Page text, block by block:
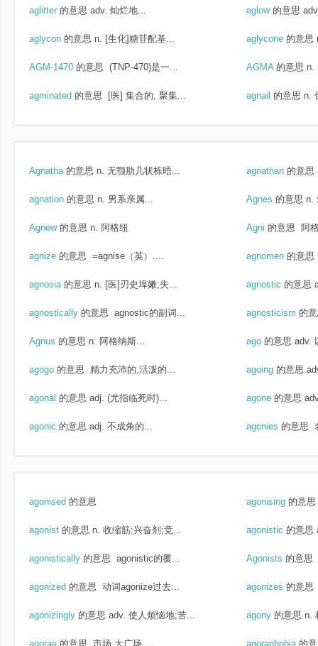
aglitter 的意思 adv. 灿烂地... aglow 的意思
aglycon 的意思 n. [生化]糖苷配基... aglycone 的意思
AGM-1470 的意思 (TNP-470)是一... AGMA 的意思 n.
agminated 的意思 [医] 集合的, 聚集... agnail 的意思 n.
Agnatha 的意思 n. 无颚肋几状栋晤... agnathan 的意思
agnation 的意思 n. 男系亲属... Agnes 的意思 n.
Agnew 的意思 n. 阿格纽 Agni 的意思 阿
agnize 的意思 =agnise（英）.... agnomen 的意思
agnosia 的意思 n. [医]刃史埠嫩;失... agnostic 的意思
agnostically 的意思 agnostic的副词... agnosticism 的
Agnus 的意思 n. 阿格纳斯... ago 的意思 adv.
agogo 的意思 精力充沛的,活泼的... agoing 的意思
agonal 的意思 adj. (尤指临死时)... agone 的意思
agonic 的意思 adj. 不成角的... agonies 的意思
agonised 的意思 agonising 的意思
agonist 的意思 n. 收缩筋;兴奋剂;竞... agonistic 的意思
agonistically 的意思 agonistic的覆... Agonists 的意思
agonized 的意思 动词agonize过去... agonizes 的意思
agonizingly 的意思 adv. 使人烦恼地;苦... agony 的意思 n.
agorae 的意思 市场,大广场... agoraphobia 的